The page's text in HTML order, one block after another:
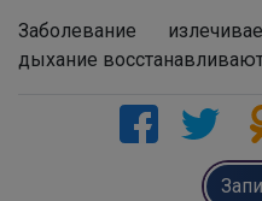
Заболевание
дыхание